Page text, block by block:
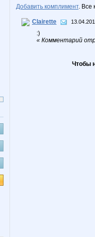
Добавить комплимент. Все
Clairette
:)
« Комментарий
Чтобы